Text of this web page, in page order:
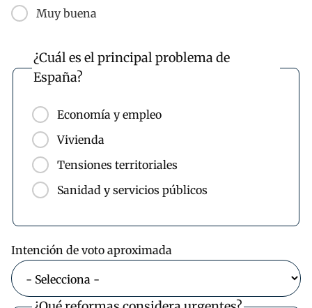
Muy buena
¿Cuál es el principal problema de
España?
Economía y empleo
Vivienda
Tensiones territoriales
Sanidad y servicios públicos
Intención de voto aproximada